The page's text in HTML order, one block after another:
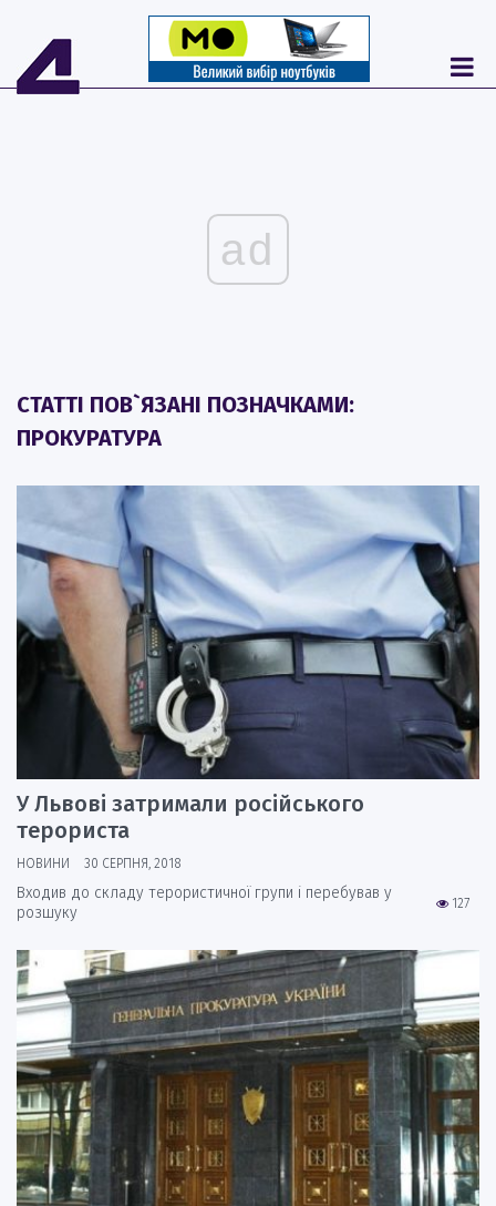
ad
СТАТТІ ПОВ`ЯЗАНІ ПОЗНАЧКАМИ:
ПРОКУРАТУРА
У Львові затримали російського
терориста
НОВИНИ 30 СЕРПНЯ, 2018
127
Входив до складу терористичної групи і перебував у
розшуку